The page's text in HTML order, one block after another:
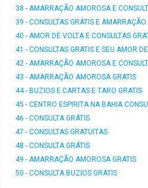
38 - AMARRAÇÃO AMOROSA E
39 - CONSULTAS GRÁTIS E
40 - AMOR DE VOLTA E CONSULTAS
41 - CONSULTAS GRATIS E SEU AMOR
42 - AMARRAÇÃO AMOROSA E
43 - AMARRAÇÃO AMOROSA GRATIS
44 - BUZIOS E CARTAS E TARO GRATIS
45 - CENTRO ESPIRITA NA BAHIA
46 - CONSULTA GRÁTIS
47 - CONSULTAS GRATUITAS
48 - CONSULTA GRÁTIS
49 - AMARRAÇÃO AMOROSA GRATIS
50 - CONSULTA BUZIOS GRATIS